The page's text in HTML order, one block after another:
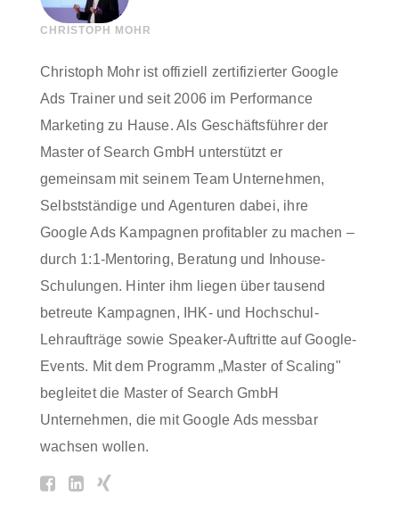
CHRISTOPH MOHR
Christoph Mohr ist offiziell zertifizierter Google
Ads Trainer und seit 2006 im Performance
Marketing zu Hause. Als Geschäftsführer der
Master of Search GmbH unterstützt er
gemeinsam mit seinem Team Unternehmen,
Selbstständige und Agenturen dabei, ihre
Google Ads Kampagnen profitabler zu machen –
durch 1:1-Mentoring, Beratung und Inhouse-
Schulungen. Hinter ihm liegen über tausend
betreute Kampagnen, IHK- und Hochschul-
Lehraufträge sowie Speaker-Auftritte auf Google-
Events. Mit dem Programm „Master of Scaling"
begleitet die Master of Search GmbH
Unternehmen, die mit Google Ads messbar
wachsen wollen.